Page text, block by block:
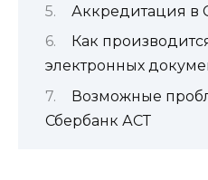
Аккредитация в
Как
электронных
Возможные
Сбербанк АСТ